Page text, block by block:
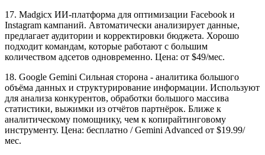
17. Madgicx ИИ-платформа для оптимизации Facebook и
Instagram кампаний. Автоматически анализирует данные,
предлагает аудитории и корректировки бюджета. Хорошо
подходит командам, которые работают с большим
количеством адсетов одновременно. Цена: от $49/мес.
18. Google Gemini Сильная сторона - аналитика большого
объёма данных и структурирование информации. Используют
для анализа конкурентов, обработки большого массива
статистики, выжимки из отчётов партнёрок. Ближе к
аналитическому помощнику, чем к копирайтинговому
инструменту. Цена: бесплатно / Gemini Advanced от $19.99/
мес.